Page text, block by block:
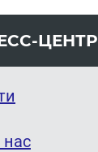
ЦЕНТР